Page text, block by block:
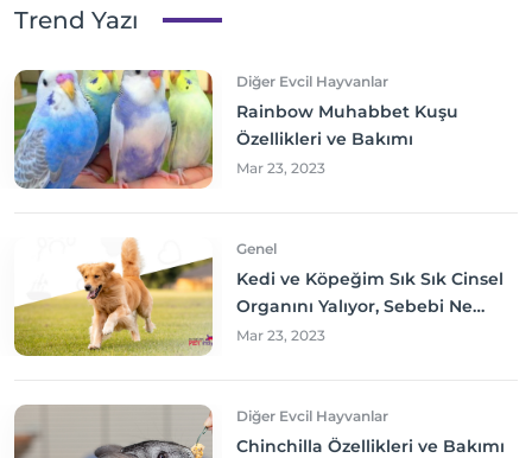
Trend Yazı
Diğer Evcil Hayvanlar
Rainbow Muhabbet Kuşu
Özellikleri ve Bakımı
Mar 23, 2023
Genel
Kedi ve Köpeğim Sık Sık Cinsel
Organını Yalıyor, Sebebi Ne
Olabilir? Neler yapmalıyım?
Mar 23, 2023
Diğer Evcil Hayvanlar
Chinchilla Özellikleri ve Bakımı